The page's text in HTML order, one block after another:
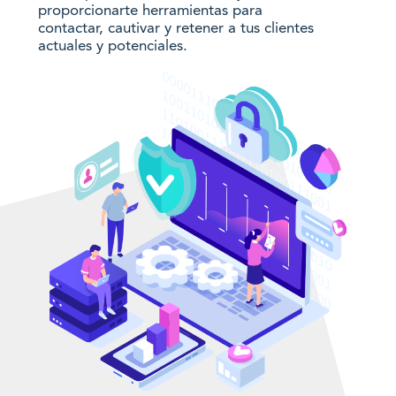
proporcionarte herramientas para
contactar, cautivar y retener a tus clientes
actuales y potenciales.